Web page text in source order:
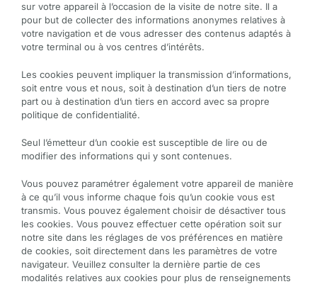
sur votre appareil à l’occasion de la visite de notre site. Il a
pour but de collecter des informations anonymes relatives à
votre navigation et de vous adresser des contenus adaptés à
votre terminal ou à vos centres d’intérêts.
Les cookies peuvent impliquer la transmission d’informations,
soit entre vous et nous, soit à destination d’un tiers de notre
part ou à destination d’un tiers en accord avec sa propre
politique de confidentialité.
Seul l’émetteur d’un cookie est susceptible de lire ou de
modifier des informations qui y sont contenues.
Vous pouvez paramétrer également votre appareil de manière
à ce qu’il vous informe chaque fois qu’un cookie vous est
transmis. Vous pouvez également choisir de désactiver tous
les cookies. Vous pouvez effectuer cette opération soit sur
notre site dans les réglages de vos préférences en matière
de cookies, soit directement dans les paramètres de votre
navigateur. Veuillez consulter la dernière partie de ces
modalités relatives aux cookies pour plus de renseignements